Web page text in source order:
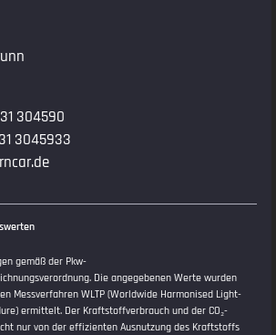
304590
3045933
gemäß der Pkw-
Die angegebenen Werte wurden
Messverfahren WLTP (Worldwide Harmonised Light-
ermittelt. Der Kraftstoffverbrauch und der CO₂-
nur von der effizienten Ausnutzung des Kraftstoffs